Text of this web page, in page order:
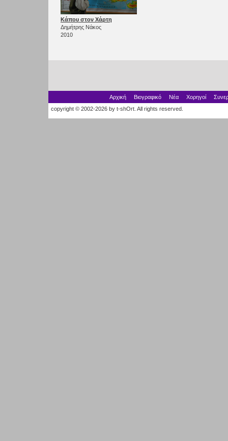
Κάπου στον Χάρτη
Δημήτρης Νάκος
2010
Αρχική Βιογραφικό Νέα Χορηγοί
copyright © 2002-2026 by t-shOrt. All rights reserved.